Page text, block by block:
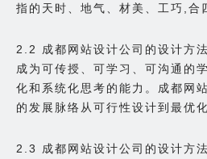
指的天时、地气、材美、工巧,合
2.2 成都网站设计公司的设计方
成为可传授、可学习、可沟通的
化和系统化思考的能力。成都网
的发展脉络从可行性设计到最优
2.3 成都网站设计公司的设计方